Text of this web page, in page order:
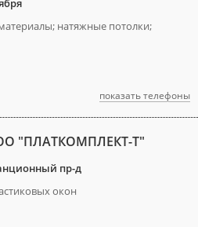
натяжные потолки;
показать телефоны
"ПЛАТКОМПЛЕКТ-Т"
пр-д
окон